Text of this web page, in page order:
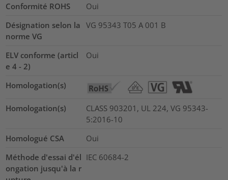
Conformité ROHS
Oui
Désignation selon la
norme VG
VG 95343 T05 A 001 B
ELV conforme (articl
e 4 - 2)
Oui
Homologation(s)
Homologation(s)
CLASS 903201, UL 224, VG 95343-
5:2016-10
Homologué CSA
Oui
Méthode d'essai d'él
ongation jusqu'à la r
IEC 60684-2